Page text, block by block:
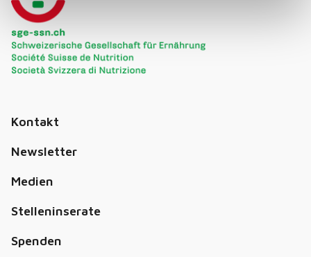
Kontakt
Newsletter
Medien
Stelleninserate
Spenden